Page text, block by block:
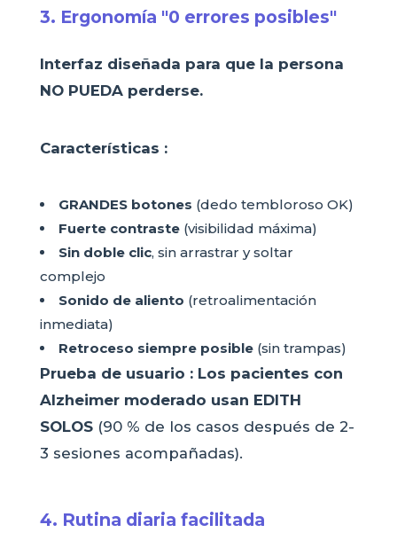
3. Ergonomía "0 errores posibles"
Interfaz diseñada para que la persona
NO PUEDA perderse.
Características :
GRANDES botones (dedo tembloroso OK)
Fuerte contraste(visibilidad máxima)
Sin doble clic, sin arrastrar y soltar
complejo
Sonido de aliento (retroalimentación
inmediata)
Retroceso siempre posible(sin trampas)
Prueba de usuario : Los pacientes con
Alzheimer moderado usan EDITH
SOLOS(90 % de los casos después de 2-
3 sesiones acompañadas).
4. Rutina diaria facilitada